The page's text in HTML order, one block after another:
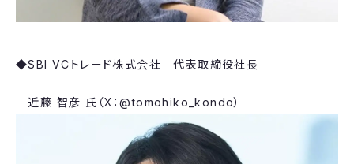
◆SBI VCトレード株式会社 代表取締役社長
​近藤 智彦 氏（X：@tomohiko_kondo）